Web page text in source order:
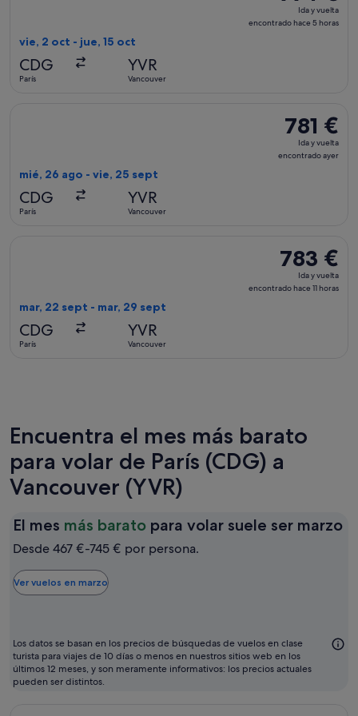
Ida
y
Ida y vuelta
encontrado hace 5 horas
vie, 2 oct - jue, 15 oct
CDG
París
YVR
Vancouver
781 €
Ida
y
781 €
Ida y vuelta
encontrado ayer
mié, 26 ago - vie, 25 sept
CDG
París
YVR
Vancouver
783 €
Ida
y
783 €
Ida y vuelta
encontrado hace 11 horas
mar, 22 sept - mar, 29 sept
CDG
París
YVR
Vancouver
Encuentra el mes más barato
para volar de París (CDG) a
Vancouver (YVR)
El mes más barato para volar suele ser marzoEl
Desde 467 €-745 € por persona.
Ver vuelos en marzo
Los datos se basan en los precios de búsquedas de vuelos en clase
turista para viajes de 10 días o menos en nuestros sitios web en los
últimos 12 meses, y son meramente informativos: los precios actuales
pueden ser distintos.